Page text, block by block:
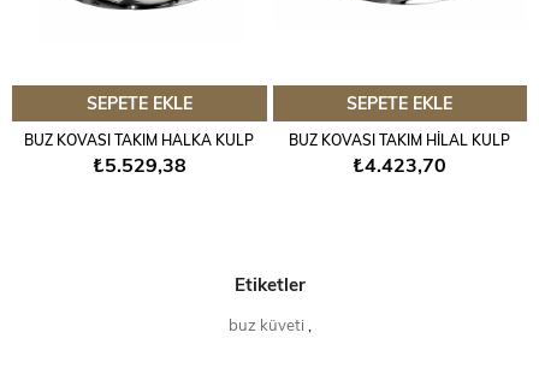
SEPETE EKLE
BUZ KOVASI TAKIM HALKA KULP
₺5.529,38
SEPETE EKLE
BUZ KOVASI TAKIM HİLAL KULP
₺4.423,70
Etiketler
buz küveti